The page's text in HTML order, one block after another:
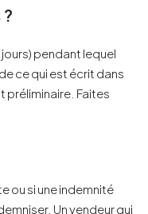
pendant lequel
ce qui est écrit dans
préliminaire. Faites
ou si une indemnité
Un vendeur qui